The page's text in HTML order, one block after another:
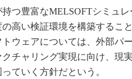
つ豊富なMELSOFTシミュ
の高い検証環境を構築するこ
ウェアについては、外部パ
クチャリング実現に向け、現
ていく方針だという。